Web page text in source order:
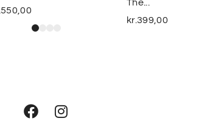
550,00
The...
kr.399,00